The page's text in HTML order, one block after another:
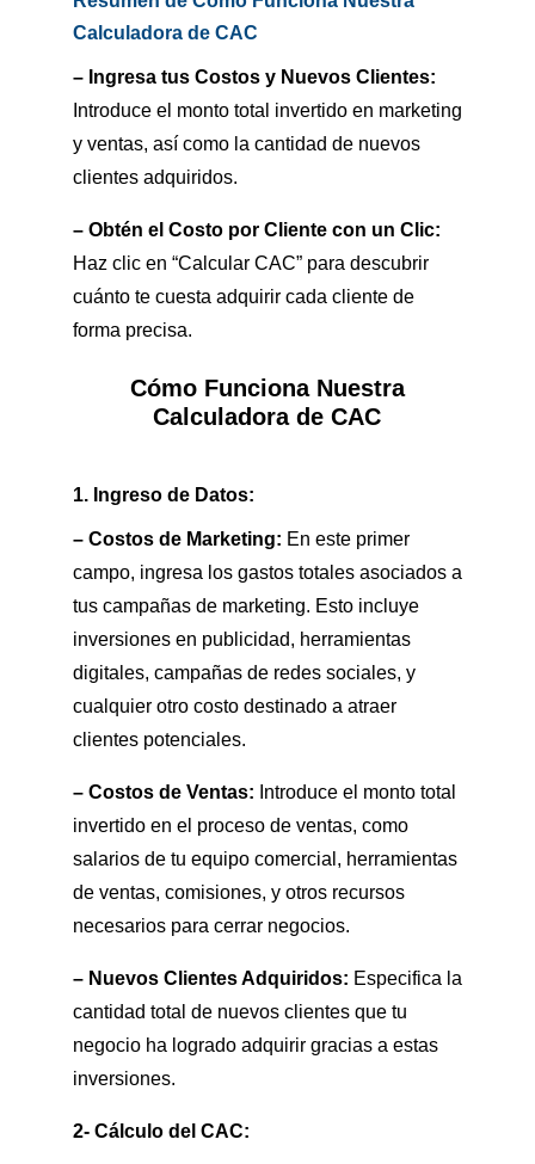
Calculadora de CAC
– Ingresa tus Costos y Nuevos Clientes:
Introduce el monto total invertido en marketing
y ventas, así como la cantidad de nuevos
clientes adquiridos.
– Obtén el Costo por Cliente con un Clic:
Haz clic en “Calcular CAC” para descubrir
cuánto te cuesta adquirir cada cliente de
forma precisa.
Cómo Funciona Nuestra
Calculadora de CAC
1. Ingreso de Datos:
– Costos de Marketing: En este primer
campo, ingresa los gastos totales asociados a
tus campañas de marketing. Esto incluye
inversiones en publicidad, herramientas
digitales, campañas de redes sociales, y
cualquier otro costo destinado a atraer
clientes potenciales.
– Costos de Ventas: Introduce el monto total
invertido en el proceso de ventas, como
salarios de tu equipo comercial, herramientas
de ventas, comisiones, y otros recursos
necesarios para cerrar negocios.
– Nuevos Clientes Adquiridos: Especifica la
cantidad total de nuevos clientes que tu
negocio ha logrado adquirir gracias a estas
inversiones.
2- Cálculo del CAC: